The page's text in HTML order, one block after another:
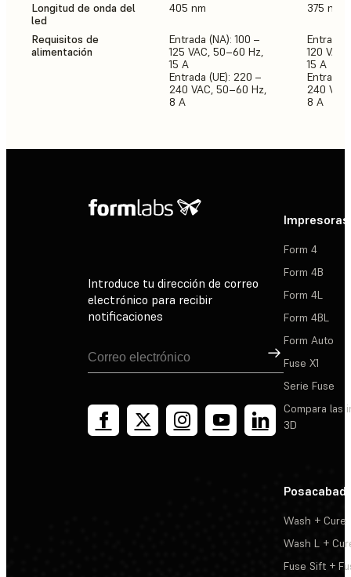
Longitud de onda del
led
405 nm 375 nm,
Requisitos de
alimentación
Entrada (NA): 100 –
125 VAC, 50–60 Hz,
15 A
Entrada (UE): 220 –
240 VAC, 50–60 Hz,
8 A
Entrada
120
15 A
Entrada
240
8 A
Introduce tu dirección de correo
electrónico para recibir
notificaciones
Suscribirse
Impresoras
Form 4
Form 4B
Form 4L
Form 4BL
Form Auto
Fuse X1
Serie Fuse
Compara las
3D
Wash + Cure
Wash L +
Fuse Sift +